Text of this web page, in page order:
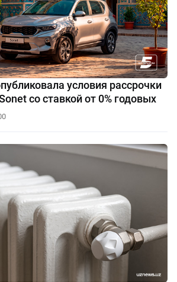
условия рассрочки
со ставкой от 0% годовых